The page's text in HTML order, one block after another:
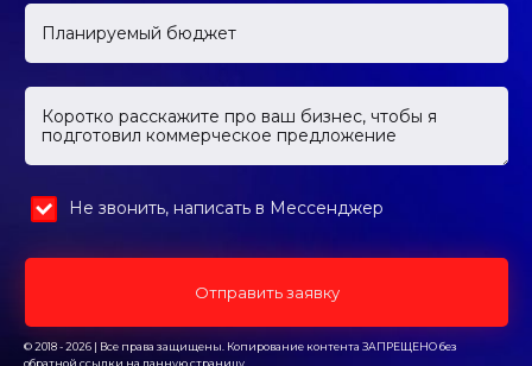
Не звонить, написать в Мессенджер
Отправить заявку
© 2018 - 2026 | Все права защищены. Копирование контента ЗАПРЕЩЕНО без
обратной ссылки на данную страницу.